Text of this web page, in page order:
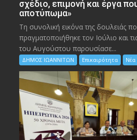
σχέδιο, επιμονή και έργα
αποτύπωμα»
Τη συνολική εικόνα της δουλειάς
πραγματοποιήθηκε τον Ιούλιο και
του Αυγούστου παρουσίασε...
ΔΗΜΟΣ ΙΩΑΝΝΙΤΩΝ Επικαιρότητα